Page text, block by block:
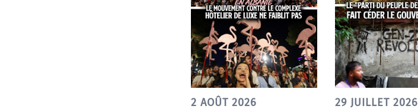
2 AOÛT 2026 29 JUILLET 2026